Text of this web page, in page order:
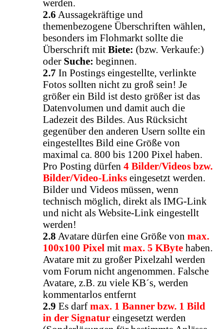
werden.
2.6 Aussagekräftige und
themenbezogene Überschriften wählen,
besonders im Flohmarkt sollte die
Überschrift mit Biete: (bzw. Verkaufe:)
oder Suche: beginnen.
2.7 In Postings eingestellte, verlinkte
Fotos sollten nicht zu groß sein! Je
größer ein Bild ist desto größer ist das
Datenvolumen und damit auch die
Ladezeit des Bildes. Aus Rücksicht
gegenüber den anderen Usern sollte ein
eingestelltes Bild eine Größe von
maximal ca. 800 bis 1200 Pixel haben.
Pro Posting dürfen 4 Bilder/Videos bzw.
Bilder/Video-Links eingesetzt werden.
Bilder und Videos müssen, wenn
technisch möglich, direkt als IMG-Link
und nicht als Website-Link eingestellt
werden!
2.8 Avatare dürfen eine Größe von max.
100x100 Pixel mit max. 5 KByte haben.
Avatare mit zu großer Pixelzahl werden
vom Forum nicht angenommen. Falsche
Avatare, z.B. zu viele KB´s, werden
kommentarlos entfernt
2.9 Es darf max. 1 Banner bzw. 1 Bild
in der Signatur eingesetzt werden